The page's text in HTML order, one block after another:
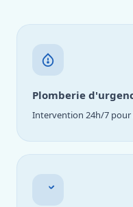
Plomberie
Intervention 24h/7 pour